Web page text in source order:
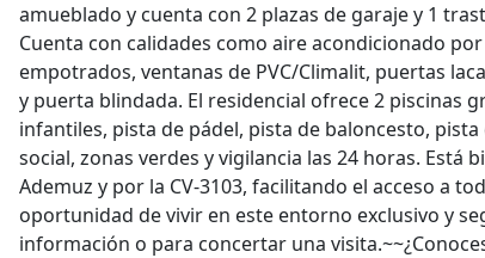
amueblado y cuenta con 2 plazas de garaje y 1
Cuenta con calidades como aire acondicionado
empotrados, ventanas de PVC/Climalit, puertas
y puerta blindada. El residencial ofrece 2 piscinas
infantiles, pista de pádel, pista de baloncesto,
social, zonas verdes y vigilancia las 24 horas. Está
Ademuz y por la CV-3103, facilitando el acceso a
oportunidad de vivir en este entorno exclusivo y
información o para concertar una